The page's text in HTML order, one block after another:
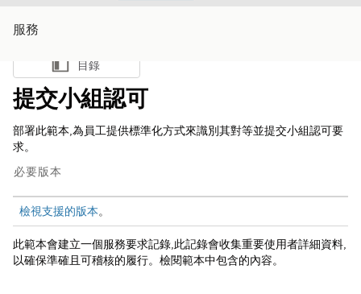
服務
顯示目錄
目錄
提交小組認可
部署此範本,為員工提供標準化方式來識別其對等並提交小組認可要
求。
必要版本
檢視支援的版本。
此範本會建立一個服務要求記錄,此記錄會收集重要使用者詳細資料,
以確保準確且可稽核的履行。檢閱範本中包含的內容。